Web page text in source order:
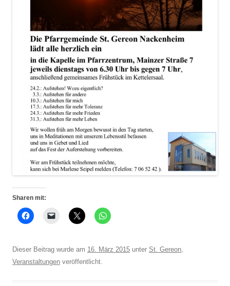
Sharen mit:
Dieser Beitrag wurde am 16. März 2015 unter St. Gereon
Veranstaltungen veröffentlicht.